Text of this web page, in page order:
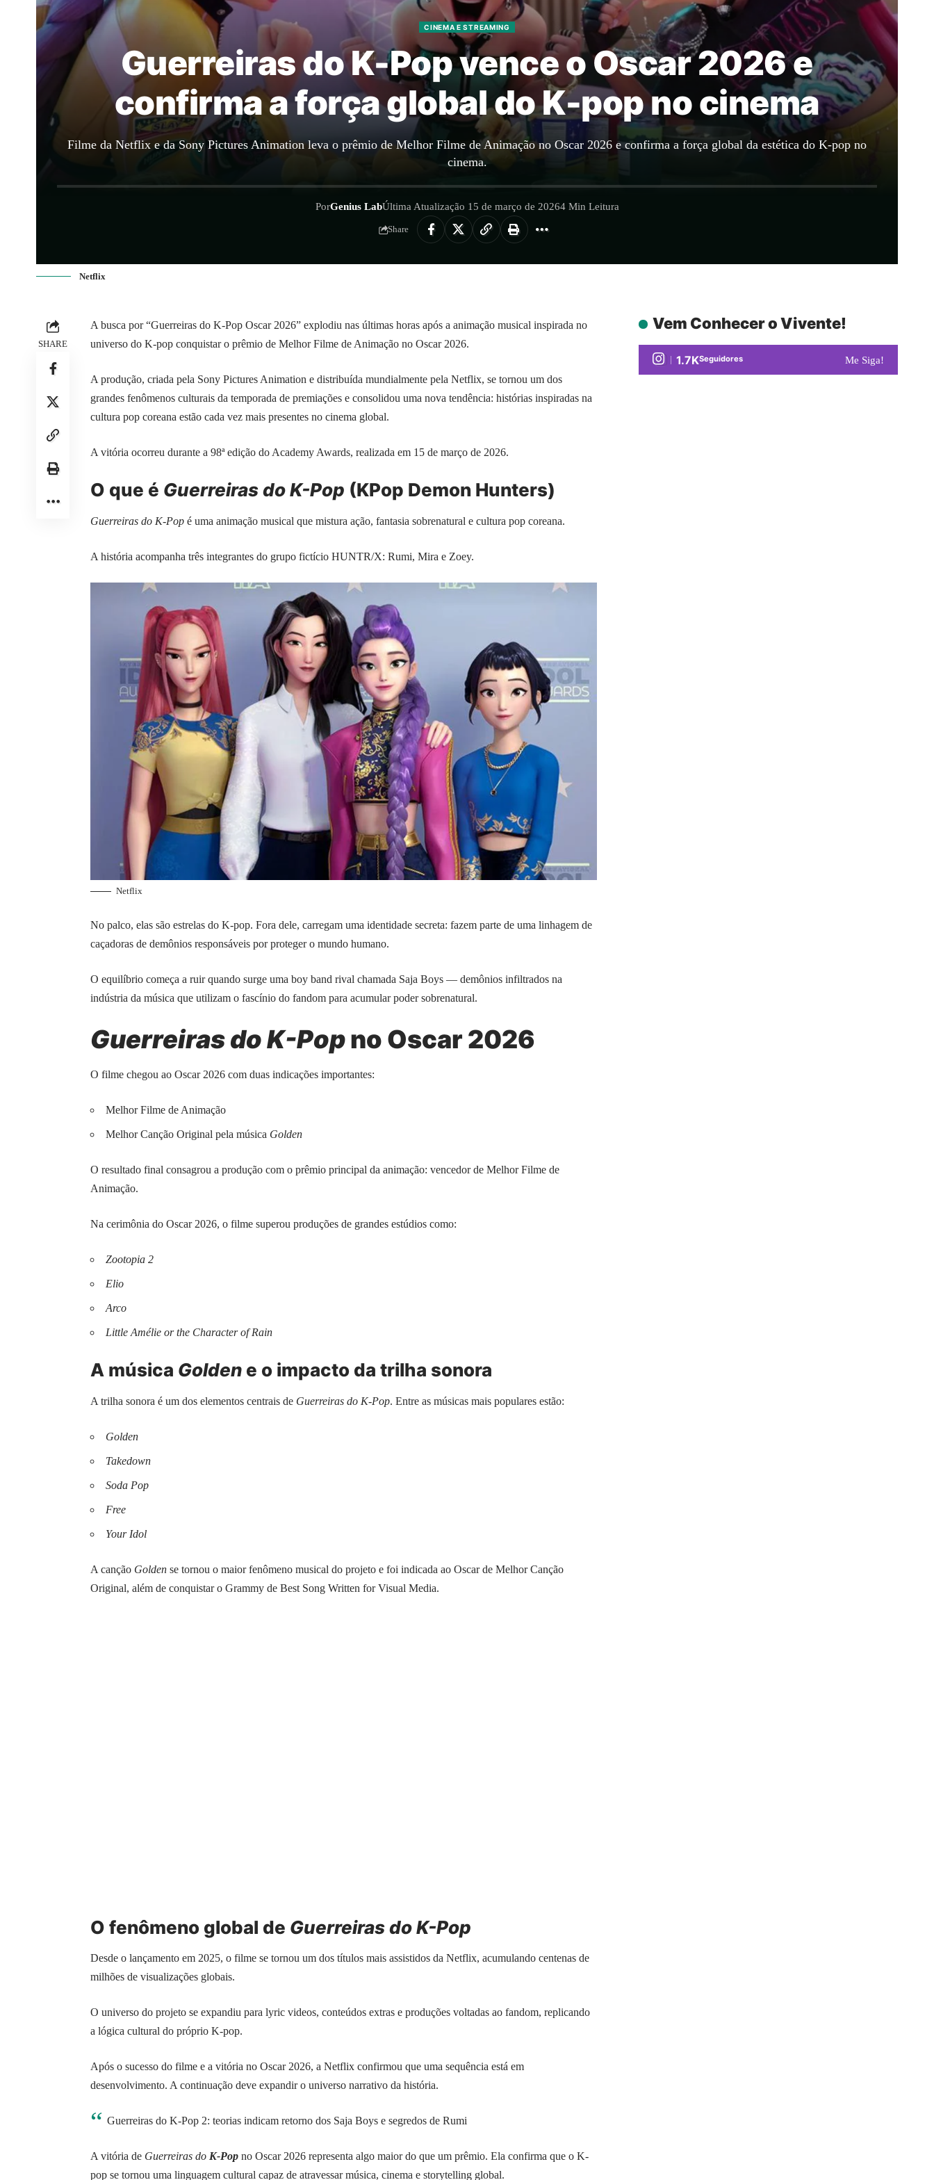
CINEMA E STREAMING
Guerreiras do K-Pop vence o Oscar 2026 e
confirma a força global do K-pop no cinema
Filme da Netflix e da Sony Pictures Animation leva o prêmio de Melhor Filme de Animação no Oscar 2026 e confirma a força global da estética do K-pop no
cinema.
PorGenius LabÚltima Atualização 15 de março de 20264 Min Leitura
Share
Netflix
SHARE
A busca por “Guerreiras do K-Pop Oscar 2026” explodiu nas últimas horas após a animação musical inspirada no
universo do K-pop conquistar o prêmio de Melhor Filme de Animação no Oscar 2026.
A produção, criada pela Sony Pictures Animation e distribuída mundialmente pela Netflix, se tornou um dos
grandes fenômenos culturais da temporada de premiações e consolidou uma nova tendência: histórias inspiradas na
cultura pop coreana estão cada vez mais presentes no cinema global.
A vitória ocorreu durante a 98ª edição do Academy Awards, realizada em 15 de março de 2026.
O que é Guerreiras do K-Pop (KPop Demon Hunters)
Guerreiras do K-Pop é uma animação musical que mistura ação, fantasia sobrenatural e cultura pop coreana.
A história acompanha três integrantes do grupo fictício HUNTR/X: Rumi, Mira e Zoey.
Netflix
No palco, elas são estrelas do K-pop. Fora dele, carregam uma identidade secreta: fazem parte de uma linhagem de
caçadoras de demônios responsáveis por proteger o mundo humano.
O equilíbrio começa a ruir quando surge uma boy band rival chamada Saja Boys — demônios infiltrados na
indústria da música que utilizam o fascínio do fandom para acumular poder sobrenatural.
Guerreiras do K-Popno Oscar 2026
O filme chegou ao Oscar 2026 com duas indicações importantes:
Melhor Filme de Animação
Melhor Canção Original pela música Golden
O resultado final consagrou a produção com o prêmio principal da animação: vencedor de Melhor Filme de
Animação.
Na cerimônia do Oscar 2026, o filme superou produções de grandes estúdios como:
Zootopia 2
Elio
Arco
Little Amélie or the Character of Rain
A música Golden e o impacto da trilha sonora
A trilha sonora é um dos elementos centrais de Guerreiras do K-Pop. Entre as músicas mais populares estão:
Golden
Takedown
Soda Pop
Free
Your Idol
A canção Golden se tornou o maior fenômeno musical do projeto e foi indicada ao Oscar de Melhor Canção
Original, além de conquistar o Grammy de Best Song Written for Visual Media.
O fenômeno global de Guerreiras do K-Pop
Desde o lançamento em 2025, o filme se tornou um dos títulos mais assistidos da Netflix, acumulando centenas de
milhões de visualizações globais.
O universo do projeto se expandiu para lyric videos, conteúdos extras e produções voltadas ao fandom, replicando
a lógica cultural do próprio K-pop.
Após o sucesso do filme e a vitória no Oscar 2026, a Netflix confirmou que uma sequência está em
desenvolvimento. A continuação deve expandir o universo narrativo da história.
Guerreiras do K-Pop 2: teorias indicam retorno dos Saja Boys e segredos de Rumi
A vitória de Guerreiras do K-Pop no Oscar 2026 representa algo maior do que um prêmio. Ela confirma que o K-
pop se tornou uma linguagem cultural capaz de atravessar música, cinema e storytelling global.
Vem Conhecer o Vivente!
1.7KSeguidores Me Siga!